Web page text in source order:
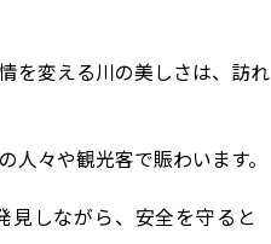
を変える川の美しさは、訪れ
々や観光客で賑わいます。
見しながら、安全を守ると